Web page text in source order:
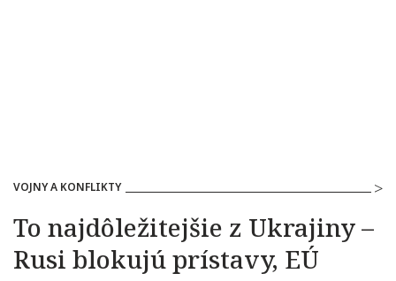
VOJNY A KONFLIKTY
To najdôležitejšie z Ukrajiny –
Rusi blokujú prístavy, EÚ